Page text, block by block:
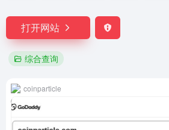
打开网站
综合查询
coinparticle